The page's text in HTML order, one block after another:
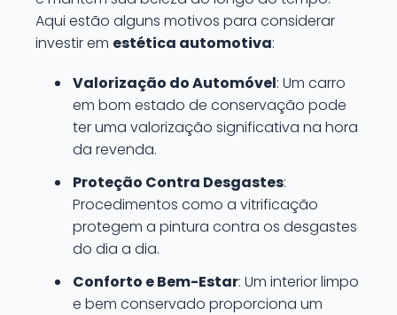
Aqui estão alguns motivos para considerar
investir em estética automotiva:
Valorização do Automóvel: Um carro
em bom estado de conservação pode
ter uma valorização significativa na hora
da revenda.
Proteção Contra Desgastes:
Procedimentos como a vitrificação
protegem a pintura contra os desgastes
do dia a dia.
Conforto e Bem-Estar: Um interior limpo
e bem conservado proporciona um